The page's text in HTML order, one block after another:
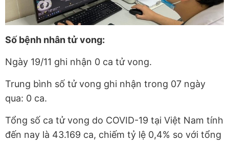
Số bệnh nhân tử vong:
Ngày 19/11 ghi nhận 0 ca tử vong.
Trung bình số tử vong ghi nhận trong 07 ngày
qua: 0 ca.
Tổng số ca tử vong do COVID-19 tại Việt Nam tính
đến nay là 43.169 ca, chiếm tỷ lệ 0,4% so với tổng